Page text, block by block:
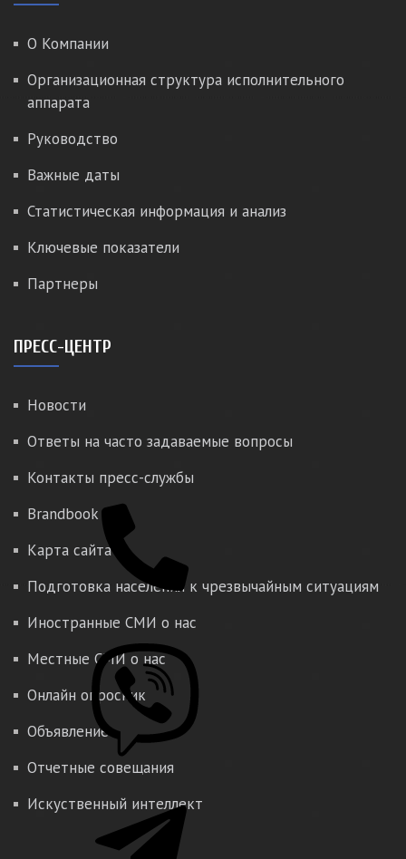
О Компании
Организационная структура исполнительного
аппарата
Руководство
Важные даты
Статистическая информация и анализ
Ключевые показатели
Партнеры
ПРЕСС-ЦЕНТР
Новости
Ответы на часто задаваемые вопросы
Контакты пресс-службы
Brandbook
Карта сайта
Подготовка населения к чрезвычайным ситуациям
Иностранные СМИ о нас
Местные СМИ о нас
Онлайн опросник
Объявление
Отчетные совещания
Искуственный интеллект